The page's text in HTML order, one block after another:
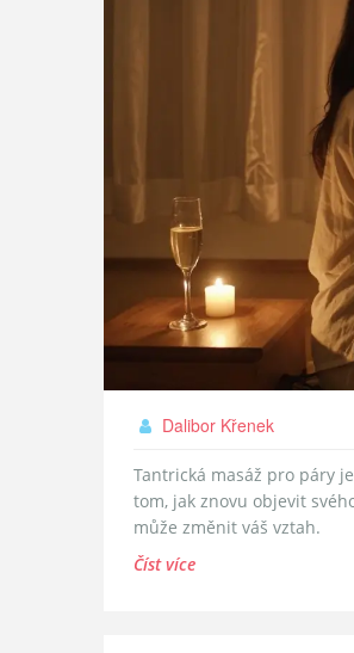
Dalibor Křenek
Tantrická masáž pro páry
tom, jak znovu objevit
může změnit váš vztah.
Číst více